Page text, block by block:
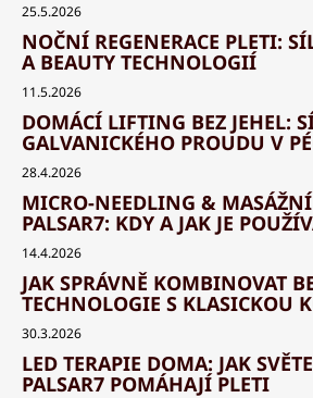
25.5.2026
NOČNÍ REGENERACE PLETI:
A BEAUTY TECHNOLOGIÍ
11.5.2026
DOMÁCÍ LIFTING BEZ JEHEL:
GALVANICKÉHO PROUDU V
28.4.2026
MICRO-NEEDLING & MASÁŽNÍ
PALSAR7: KDY A JAK JE
14.4.2026
JAK SPRÁVNĚ KOMBINOVAT
TECHNOLOGIE S KLASICKOU
30.3.2026
LED TERAPIE DOMA: JAK
PALSAR7 POMÁHAJÍ PLETI